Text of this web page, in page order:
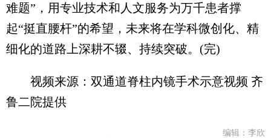
难题”，用专业技术和人文服务为万千患者撑
起“挺直腰杆”的希望，未来将在学科微创化、精
细化的道路上深耕不辍、持续突破。(完)
视频来源：双通道脊柱内镜手术示意视频 齐
鲁二院提供
编辑：李欣